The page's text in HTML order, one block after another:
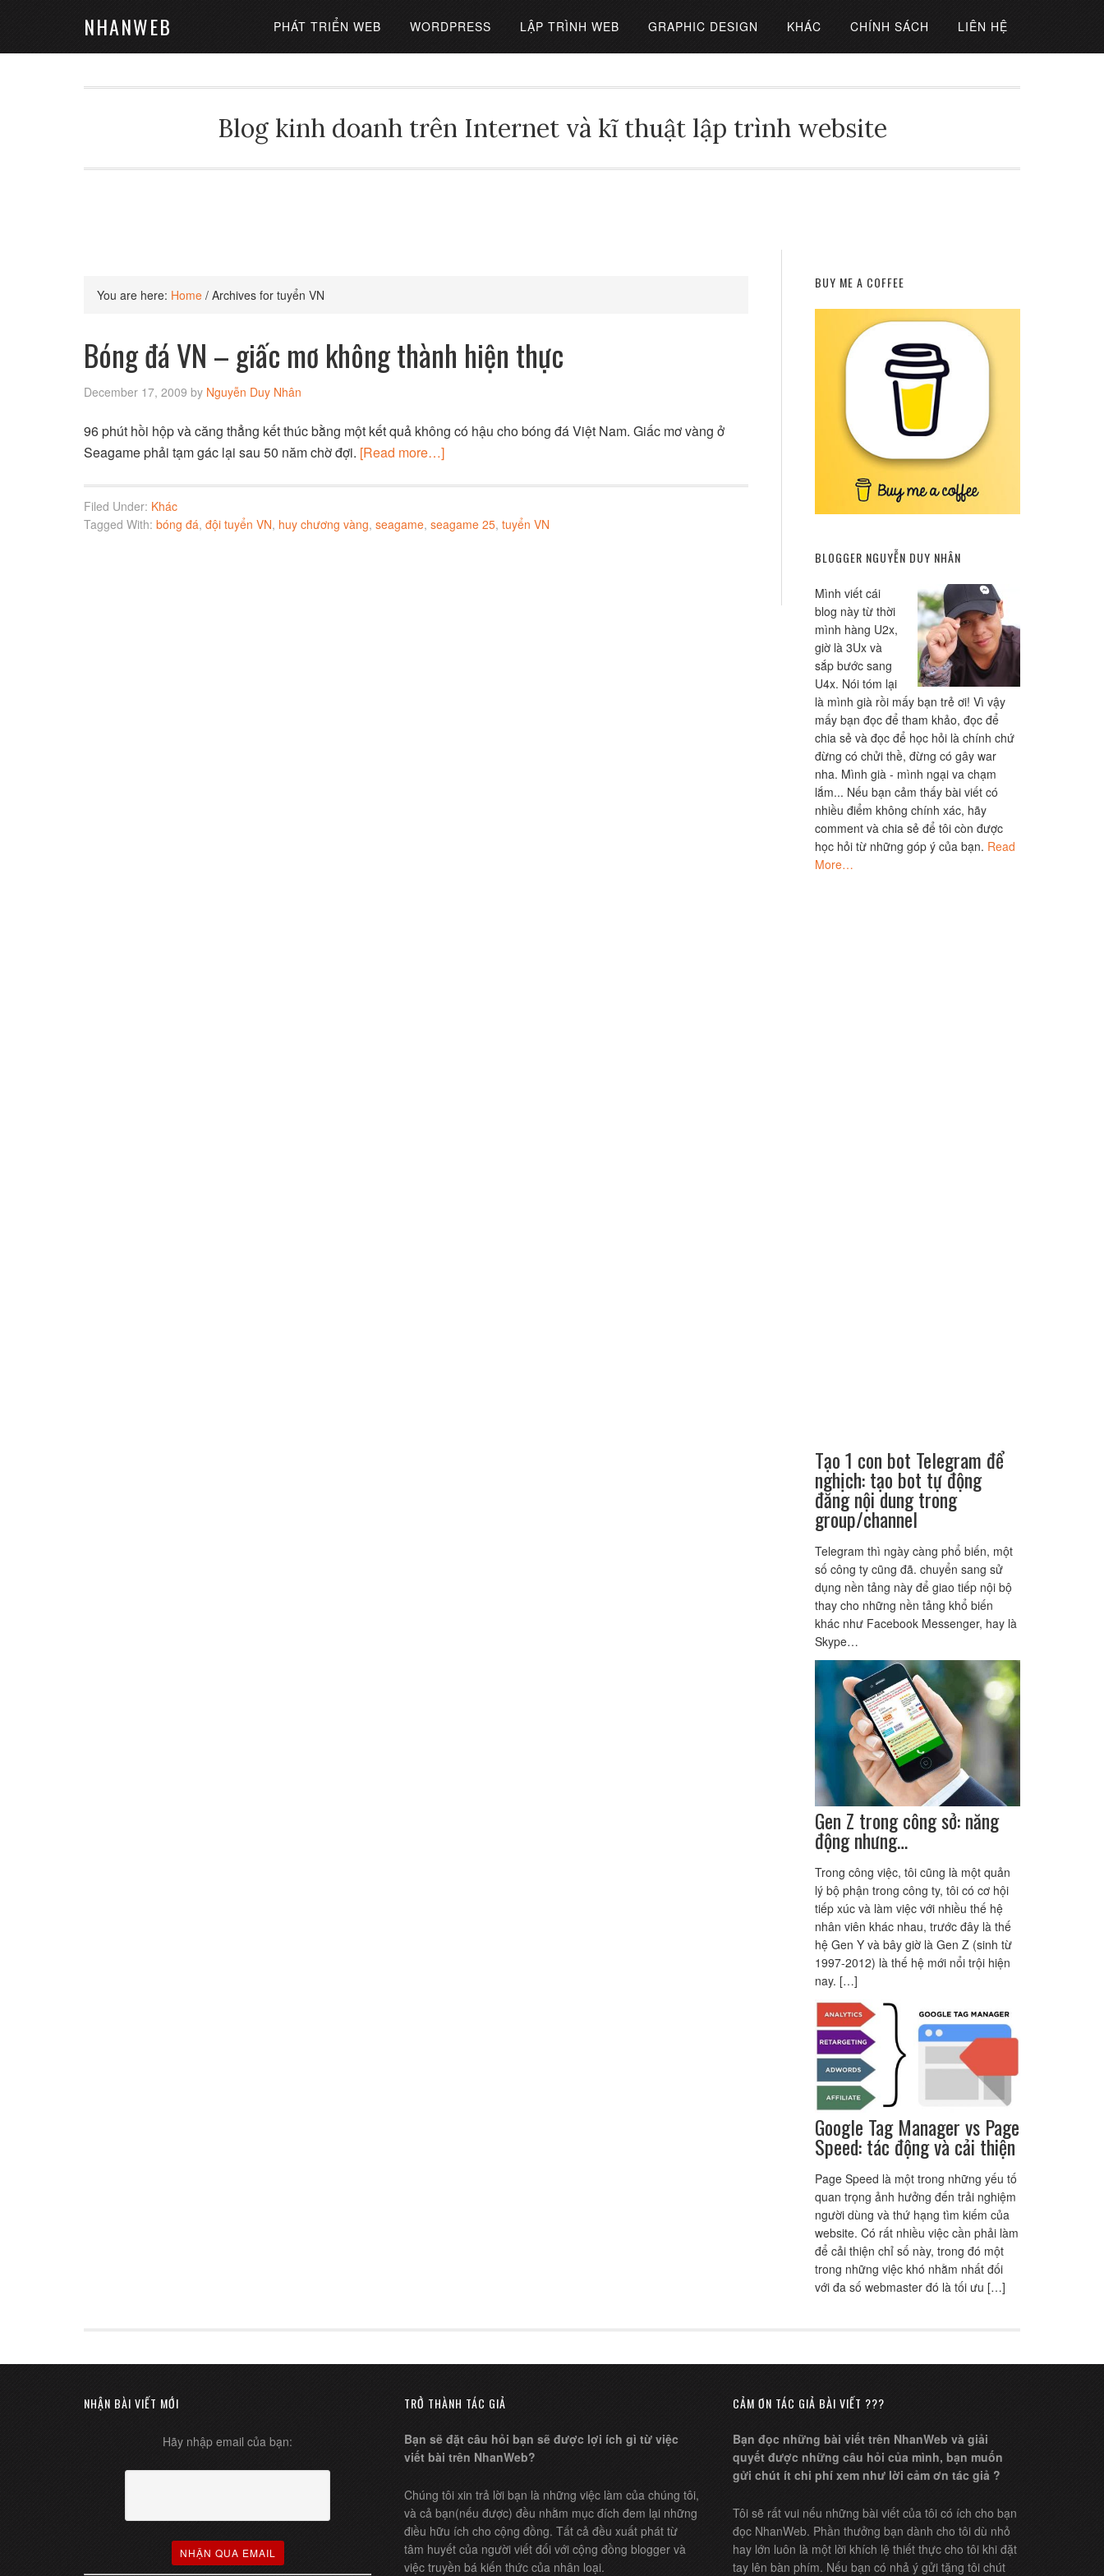
NHANWEB PHÁT TRIỂN WEB WORDPRESS LẬP TRÌNH WEB GRAPHIC DESIGN KHÁC CHÍNH SÁCH LIÊN HỆ
Blog kinh doanh trên Internet và kĩ thuật lập trình website
You are here: Home / Archives for tuyển VN
Bóng đá VN – giấc mơ không thành hiện thực
December 17, 2009 by Nguyễn Duy Nhân
96 phút hồi hộp và căng thẳng kết thúc bằng một kết quả không có hậu cho bóng đá Việt Nam. Giấc mơ vàng ở
Seagame phải tạm gác lại sau 50 năm chờ đợi. [Read more…]
Filed Under: Khác
Tagged With: bóng đá, đội tuyển VN, huy chương vàng, seagame, seagame 25, tuyển VN
BUY ME A COFFEE
BLOGGER NGUYỄN DUY NHÂN
Mình viết cái
blog này từ thời
mình hàng U2x,
giờ là 3Ux và
sắp bước sang
U4x. Nói tóm lại
là mình già rồi mấy bạn trẻ ơi! Vì vậy
mấy bạn đọc để tham khảo, đọc để
chia sẻ và đọc để học hỏi là chính chứ
đừng có chửi thề, đừng có gây war
nha. Mình già - mình ngại va chạm
lắm... Nếu bạn cảm thấy bài viết có
nhiều điểm không chính xác, hãy
comment và chia sẻ để tôi còn được
học hỏi từ những góp ý của bạn. Read
More…
Tạo 1 con bot Telegram để
nghịch: tạo bot tự động
đăng nội dung trong
group/channel
Telegram thì ngày càng phổ biến, một
số công ty cũng đã. chuyển sang sử
dụng nền tảng này để giao tiếp nội bộ
thay cho những nền tảng khổ biến
khác như Facebook Messenger, hay là
Skype…
Gen Z trong công sở: năng
động nhưng…
Trong công việc, tôi cũng là một quản
lý bộ phận trong công ty, tôi có cơ hội
tiếp xúc và làm việc với nhiều thế hệ
nhân viên khác nhau, trước đây là thế
hệ Gen Y và bây giờ là Gen Z (sinh từ
1997-2012) là thế hệ mới nổi trội hiện
nay. […]
Google Tag Manager vs Page
Speed: tác động và cải thiện
Page Speed là một trong những yếu tố
quan trọng ảnh hưởng đến trải nghiệm
người dùng và thứ hạng tìm kiếm của
website. Có rất nhiều việc cần phải làm
để cải thiện chỉ số này, trong đó một
trong những việc khó nhằm nhất đối
với đa số webmaster đó là tối ưu […]
NHẬN BÀI VIẾT MỚI
Hãy nhập email của bạn:
TRỞ THÀNH TÁC GIẢ
Bạn sẽ đặt câu hỏi bạn sẽ được lợi ích gì từ việc
viết bài trên NhanWeb?
Chúng tôi xin trả lời bạn là những việc làm của chúng tôi,
và cả bạn(nếu được) đều nhằm mục đích đem lại những
điều hữu ích cho cộng đồng. Tất cả đều xuất phát từ
tâm huyết của người viết đối với cộng đồng blogger và
việc truyền bá kiến thức của nhân loại.
CẢM ƠN TÁC GIẢ BÀI VIẾT ???
Bạn đọc những bài viết trên NhanWeb và giải
quyết được những câu hỏi của mình, bạn muốn
gửi chút ít chi phí xem như lời cảm ơn tác giả ?
Tôi sẽ rất vui nếu những bài viết của tôi có ích cho bạn
đọc NhanWeb. Phần thưởng bạn dành cho tôi dù nhỏ
hay lớn luôn là một lời khích lệ thiết thực cho tôi khi đặt
tay lên bàn phím. Nếu bạn có nhả ý gửi tặng tôi chút